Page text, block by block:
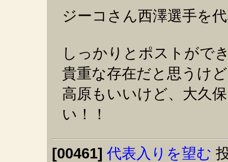
ジーコさん西澤選手を
しっかりとポストがで
貴重な存在だと思うけ
高原もいいけど、大久
い！！
[00461] 代表入りを望む